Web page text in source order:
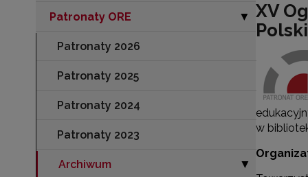
Patronaty ORE Zwiń sekcję
▶
Patronaty 2026
Patronaty 2025
Patronaty 2024
Patronaty 2023
Archiwum Zwiń sekcję
▶
XV
w